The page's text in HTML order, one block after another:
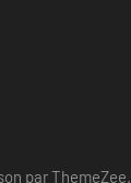
par ThemeZee.